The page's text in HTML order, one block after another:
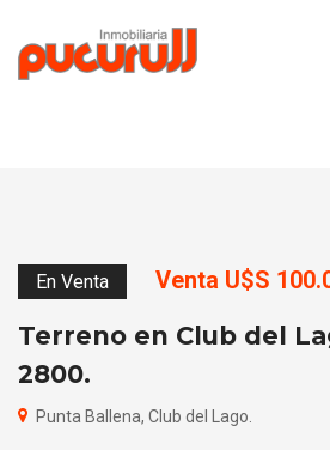
En Venta Venta U$S
Terreno en Club del
2800.
Punta Ballena, Club del Lago.